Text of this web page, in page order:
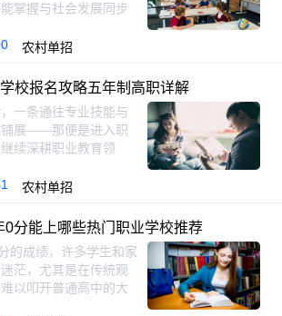
掌握与社会发展同步
农村单招
校报名攻略五年制高职详解
一条通往专业技能与
铺展——那便是进入职
续深耕职业教育领
农村单招
0分能上哪些热门职业学校推荐
的成绩，许多学生和家
茫，尤其是在传统观
以叩开普通高中的大